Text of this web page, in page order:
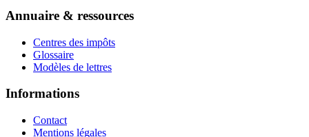
Annuaire & ressources
Centres des impôts
Glossaire
Modèles de lettres
Informations
Contact
Mentions légales